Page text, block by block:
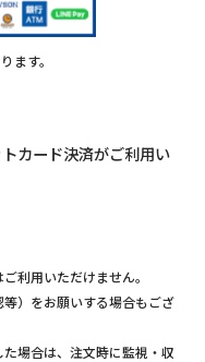
ます。
カード決済がご利用い
利用いただけません。
）をお願いする場合もござ
場合は、注文時に監視・収